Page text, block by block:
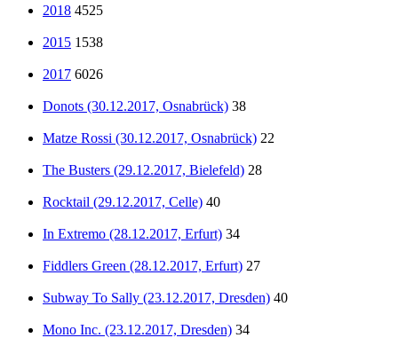
2018 4525
2015 1538
2017 6026
Donots (30.12.2017, Osnabrück) 38
Matze Rossi (30.12.2017, Osnabrück) 22
The Busters (29.12.2017, Bielefeld) 28
Rocktail (29.12.2017, Celle) 40
In Extremo (28.12.2017, Erfurt) 34
Fiddlers Green (28.12.2017, Erfurt) 27
Subway To Sally (23.12.2017, Dresden) 40
Mono Inc. (23.12.2017, Dresden) 34